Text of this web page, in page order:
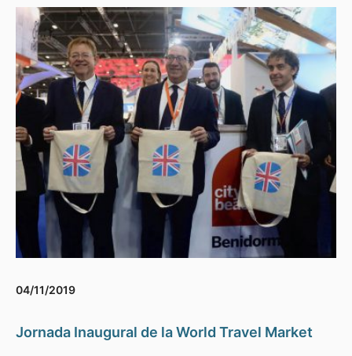
04/11/2019
Jornada Inaugural de la World Travel Market